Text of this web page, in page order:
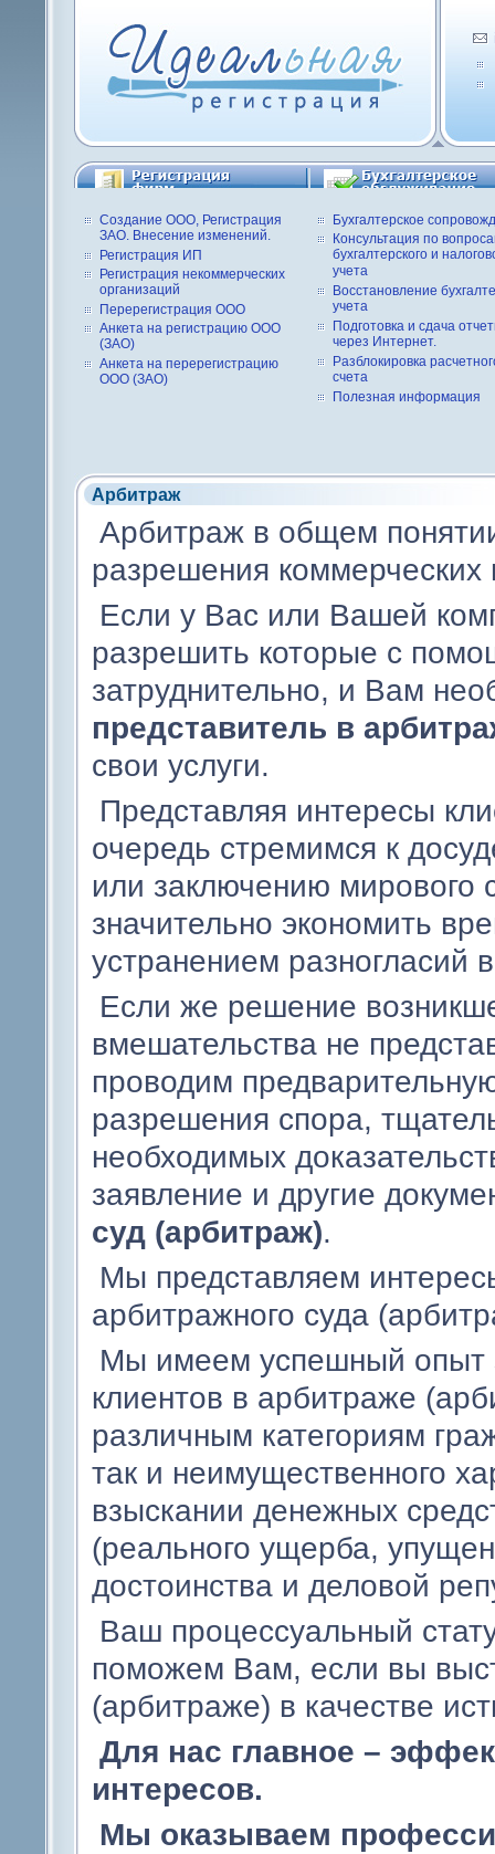
Создание ООО, Регистрация
ЗАО. Внесение изменений.
Регистрация ИП
Регистрация некоммерческих
организаций
Перерегистрация ООО
Анкета на регистрацию ООО
(ЗАО)
Анкета на перерегистрацию
ООО (ЗАО)
Бухгалтерское
Консультация по
бухгалтерского и
учета
Восстановление
учета
Подготовка и сдача
через Интернет.
Разблокировка
счета
Полезная информация
Арбитраж
Арбитраж в общем
разрешения
Если у Вас или Вашей
разрешить которые с
затруднительно, и Вам
представитель в
свои услуги.
Представляя интересы
очередь стремимся к
или заключению мирового
значительно экономить
устранением разногласий
Если же решение
вмешательства не
проводим
разрешения спора,
необходимых
заявление и другие
суд (арбитраж).
Мы представляем
арбитражного суда
Мы имеем успешный опыт
клиентов в арбитраже
различным категориям
так и неимущественного
взыскании денежных
(реального ущерба,
достоинства и деловой
Ваш процессуальный
поможем Вам, если вы
(арбитраже) в качестве
Для нас главное –
интересов.
Мы оказываем